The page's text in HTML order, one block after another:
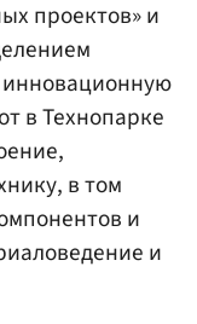
проектов» и
в Технопарке
в том
и
и